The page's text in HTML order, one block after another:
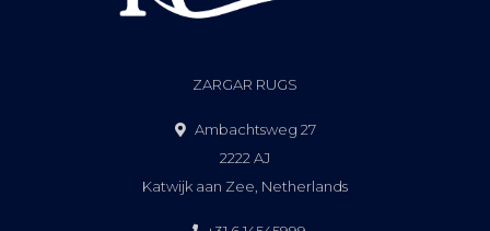
ZARGAR RUGS
Ambachtsweg 27
2222 AJ
Katwijk aan Zee, Netherlands